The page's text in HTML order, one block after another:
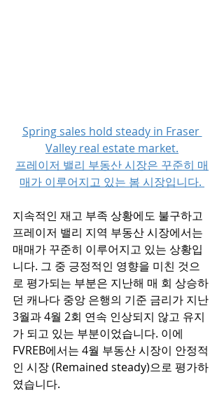
Spring sales hold steady in Fraser
Valley real estate market.
프레이저 밸리 부동산 시장은 꾸준히 매
매가 이루어지고 있는 봄 시장입니다.
지속적인 재고 부족 상황에도 불구하고
프레이저 밸리 지역 부동산 시장에서는
매매가 꾸준히 이루어지고 있는 상황입
니다. 그 중 긍정적인 영향을 미친 것으
로 평가되는 부분은 지난해 매 회 상승하
던 캐나다 중앙 은행의 기준 금리가 지난
3월과 4월 2회 연속 인상되지 않고 유지
가 되고 있는 부분이었습니다. 이에
FVREB에서는 4월 부동산 시장이 안정적
인 시장 (Remained steady)으로 평가하
였습니다.